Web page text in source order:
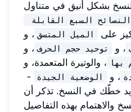
بشكل أنيق في متناول
النصائح السبع القابلة
على الميل المتسق ، و
، و توحيد حجم الحرف ، و
بها ، والوتيرة المتعمدة، و
، و الوضعية الجيدة
-
خطّك في النسخ. تذكر أن
والاهتمام بهذه التفاصيل